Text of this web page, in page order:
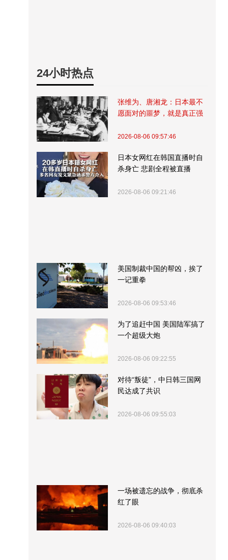
24小时热点
张维为、唐湘龙：日本最不
愿面对的噩梦，就是真正强
2026-08-06 09:57:46
日本女网红在韩国直播时自
杀身亡 悲剧全程被直播
2026-08-06 09:21:46
美国制裁中国的帮凶，挨了
一记重拳
2026-08-06 09:53:46
为了追赶中国 美国陆军搞了
一个超级大炮
2026-08-06 09:22:55
对待“叛徒”，中日韩三国网
民达成了共识
2026-08-06 09:55:03
一场被遗忘的战争，彻底杀
红了眼
2026-08-06 09:40:03